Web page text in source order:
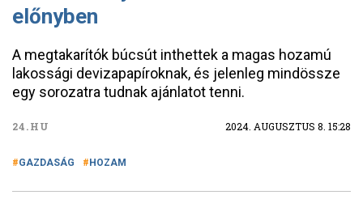
előnyben
A megtakarítók búcsút inthettek a magas hozamú
lakossági devizapapíroknak, és jelenleg mindössze
egy sorozatra tudnak ajánlatot tenni.
24.HU 2024. AUGUSZTUS 8. 15:28
GAZDASÁG HOZAM